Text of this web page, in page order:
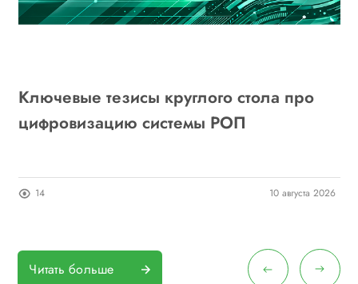
Ключевые тезисы круглого стола про
цифровизацию системы РОП
14 10 августа 2026
Читать больше